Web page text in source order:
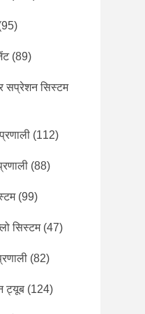
(89)
सप्रेशन सिस्टम
(112)
(88)
(99)
सिस्टम(47)
(82)
ट्यूब (124)